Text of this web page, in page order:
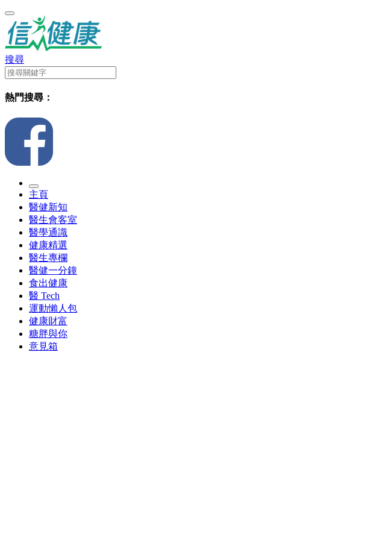
搜尋
熱門搜尋：
主頁
醫健新知
醫生會客室
醫學通識
健康精選
醫生專欄
醫健一分鐘
食出健康
醫 Tech
運動懶人包
健康財富
糖胖與你
意見箱